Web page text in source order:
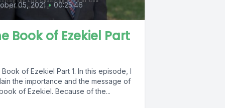
05, 2021 • 00:25:46
Book of Ezekiel Part
of Ezekiel Part 1. In this episode, I
the importance and the message of
of Ezekiel. Because of the...